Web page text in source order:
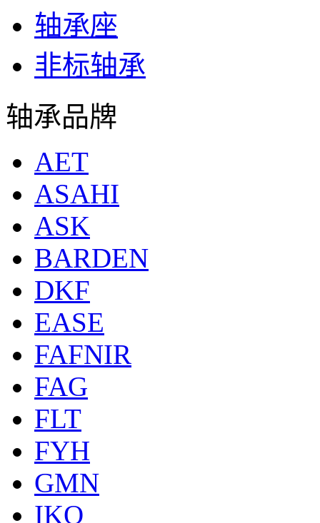
轴承座
非标轴承
轴承品牌
AET
ASAHI
ASK
BARDEN
DKF
EASE
FAFNIR
FAG
FLT
FYH
GMN
IKO